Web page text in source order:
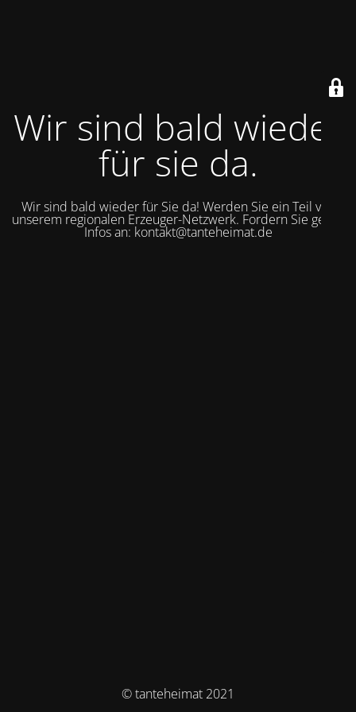
Wir sind bald wieder
für sie da.
Wir sind bald wieder für Sie da! Werden Sie ein Teil von
unserem regionalen Erzeuger-Netzwerk. Fordern Sie gerne
Infos an: kontakt@tanteheimat.de
© tanteheimat 2021